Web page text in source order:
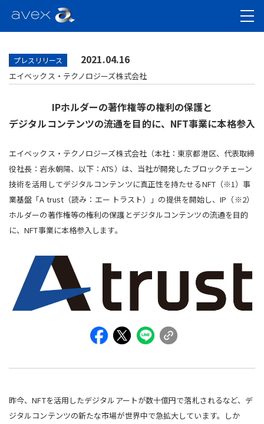
プレスリリース 2021.04.16
エイベックス・テクノロジーズ株式会社
IPホルダーの著作権等の権利の保護と
デジタルコンテンツの流通を目的に、NFT事業に本格参入
エイベックス・テクノロジーズ株式会社（本社：東京都港区、代表取締
役社長：岩永朝陽、以下：ATS）は、当社が開発したブロックチェーン
技術を活用してデジタルコンテンツに真正性を持たせるNFT（※1）事
業基盤「A trust（読み：エー トラスト）」の提供を開始し、IP（※2）
ホルダーの著作権等の権利の保護とデジタルコンテンツの流通を目的
に、NFT事業に本格参入します。
昨今、NFTを活用したデジタルアートが数十億円で落札されるなど、デ
ジタルコンテンツの新たな市場が世界中で急拡大しています。しか